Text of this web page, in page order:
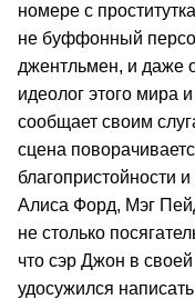
номере с
не буффонный
джентльмен, и даже
идеолог этого мира
сообщает своим
сцена
благопристойности
Алиса Форд, Мэг
не столько
что сэр Джон в
удосужился